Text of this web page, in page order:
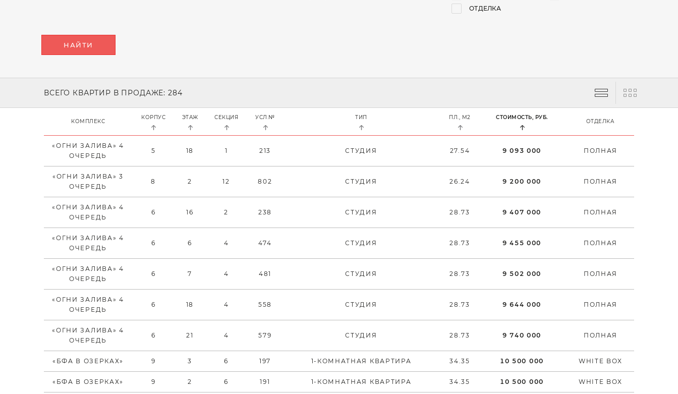
ОТДЕЛКА
НАЙТИ
ВСЕГО КВАРТИР В ПРОДАЖЕ: 284
КОМПЛЕКС
КОРПУС ЭТАЖ СЕКЦИЯ УСЛ.№ ТИП ПЛ., М2 СТОИМОСТЬ, РУБ.
ОТДЕЛКА
«ОГНИ ЗАЛИВА» 4
ОЧЕРЕДЬ
5 18 1 213 СТУДИЯ 27.54 9 093 000 ПОЛНАЯ
«ОГНИ ЗАЛИВА» 3
ОЧЕРЕДЬ
8 2 12 802 СТУДИЯ 26.24 9 200 000 ПОЛНАЯ
«ОГНИ ЗАЛИВА» 4
ОЧЕРЕДЬ
6 16 2 238 СТУДИЯ 28.73 9 407 000 ПОЛНАЯ
«ОГНИ ЗАЛИВА» 4
ОЧЕРЕДЬ
6 6 4 474 СТУДИЯ 28.73 9 455 000 ПОЛНАЯ
«ОГНИ ЗАЛИВА» 4
ОЧЕРЕДЬ
6 7 4 481 СТУДИЯ 28.73 9 502 000 ПОЛНАЯ
«ОГНИ ЗАЛИВА» 4
ОЧЕРЕДЬ
6 18 4 558 СТУДИЯ 28.73 9 644 000 ПОЛНАЯ
«ОГНИ ЗАЛИВА» 4
ОЧЕРЕДЬ
6 21 4 579 СТУДИЯ 28.73 9 740 000 ПОЛНАЯ
«БФА В ОЗЕРКАХ» 9 3 6 197 1-КОМНАТНАЯ КВАРТИРА 34.35 10 500 000 WHITE BOX
«БФА В ОЗЕРКАХ» 9 2 6 191 1-КОМНАТНАЯ КВАРТИРА 34.35 10 500 000 WHITE BOX